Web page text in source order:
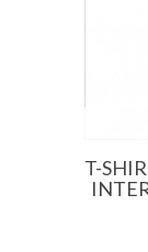
T-